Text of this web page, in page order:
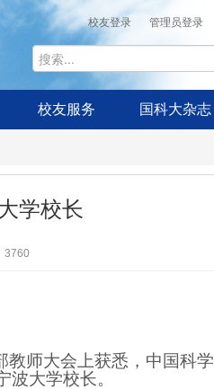
校友登录 管理员登录
校友服务 国科大杂志
学校长
3760
师大会上获悉，中国科学
大学校长。